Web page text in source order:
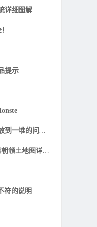
详细图解
提示
《光通传奇3》关于材料合成材料放到一堆的问题解
中国历史上各个朝代：从夏朝到清朝领土地图详细一
符的说明